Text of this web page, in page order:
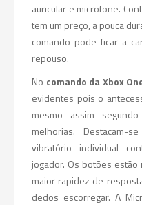
auricular e microfone.
tem um preço, a pouca
comando pode ficar a
repouso.
No comando da Xbox
evidentes pois o
mesmo assim
melhorias.
vibratório individual
jogador. Os botões
maior rapidez de
dedos escorregar. A